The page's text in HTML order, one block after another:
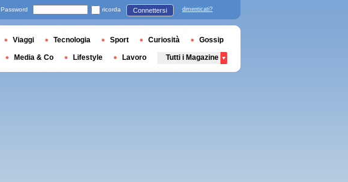
Password ricorda Connettersi dimenticati?
Viaggi Tecnologia Sport Curiosità Gossip
Media & Co Lifestyle Lavoro Tutti i Magazine